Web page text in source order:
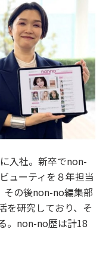
入社。新卒でnon-
ューティを８年担当
その後non-no編集部
を研究しており、そ
。non-no歴は計18